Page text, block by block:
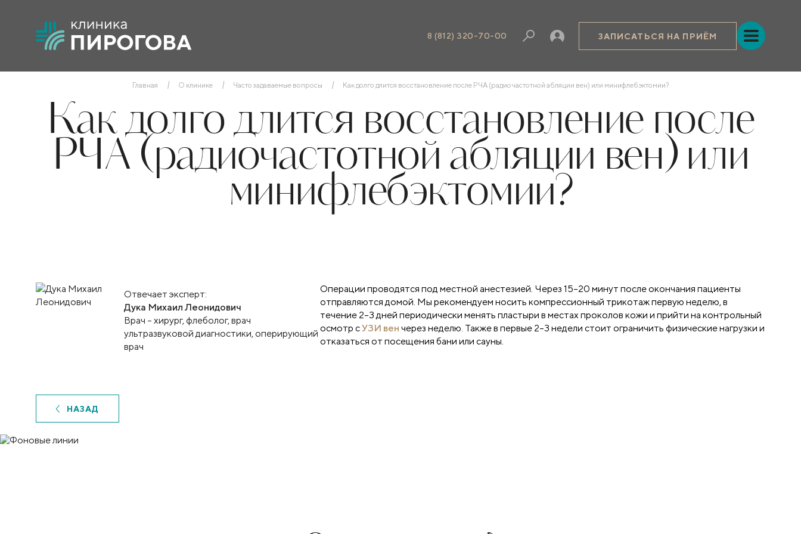
8 (812) 320-70-00 ЗАПИСАТЬСЯ НА ПРИЁМ
Главная О клинике Часто задаваемые вопросы Как долго длится восстановление после РЧА (радиочастотной абляции вен) или минифлебэктомии?
Как долго длится восстановление после
РЧА (радиочастотной абляции вен) или
минифлебэктомии?
Отвечает эксперт:
Дука Михаил Леонидович
Врач – хирург, флеболог, врач
ультразвуковой диагностики, оперирующий
врач
Операции проводятся под местной анестезией. Через 15–20 минут после окончания пациенты
отправляются домой. Мы рекомендуем носить компрессионный трикотаж первую неделю, в
течение 2–3 дней периодически менять пластыри в местах проколов кожи и прийти на контрольный
осмотр сУЗИ вен через неделю. Также в первые 2–3 недели стоит ограничить физические нагрузки и
отказаться от посещения бани или сауны.
НАЗАД